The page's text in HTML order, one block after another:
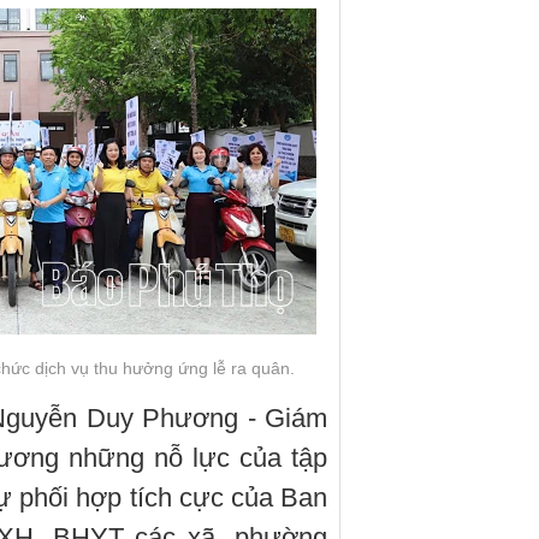
dịch vụ thu hưởng ứng lễ ra quân.
Duy Phương - Giám
những nỗ lực của tập
phối hợp tích cực của Ban